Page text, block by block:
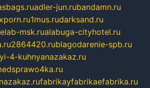
adler-jun.rubandamn.ru
1mus.rudarksand.ru
msk.rualabuga-cityhotel.ru
2864420.rublagodarenie-spb.ru
4-kuhnyanazakaz.ru
fabrikayfabrikaefabrika.ru